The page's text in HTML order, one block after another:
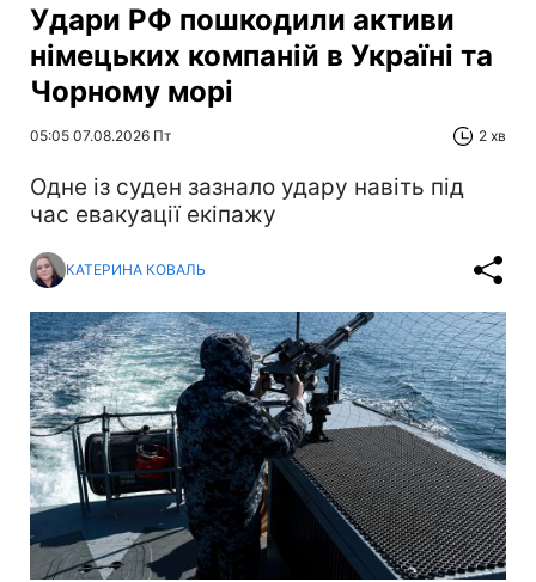
Удари РФ пошкодили активи
німецьких компаній в Україні та
Чорному морі
05:05 07.08.2026 Пт 2 хв
Одне із суден зазнало удару навіть під
час евакуації екіпажу
КАТЕРИНА КОВАЛЬ